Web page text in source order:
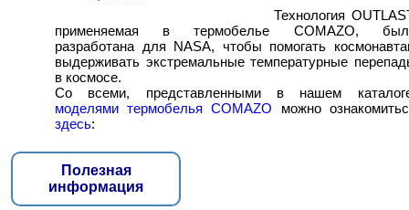
Технология
применяемая в термобелье COMAZO,
разработана для NASA, чтобы помогать
выдерживать экстремальные температурные
в космосе.
Со всеми, представленными в нашем
моделями термобелья COMAZO можно
здесь:
Полезная
информация